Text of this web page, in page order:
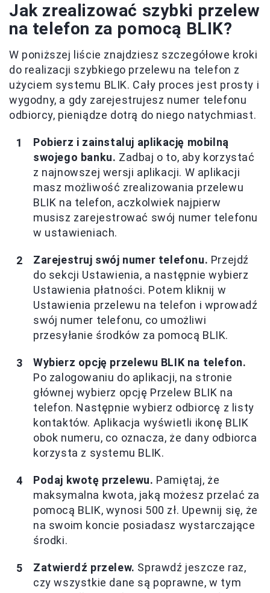
Jak zrealizować szybki przelew
na telefon za pomocą BLIK?
W poniższej liście znajdziesz szczegółowe kroki
do realizacji szybkiego przelewu na telefon z
użyciem systemu BLIK. Cały proces jest prosty i
wygodny, a gdy zarejestrujesz numer telefonu
odbiorcy, pieniądze dotrą do niego natychmiast.
Pobierz i zainstaluj aplikację mobilną
swojego banku. Zadbaj o to, aby korzystać
z najnowszej wersji aplikacji. W aplikacji
masz możliwość zrealizowania przelewu
BLIK na telefon, aczkolwiek najpierw
musisz zarejestrować swój numer telefonu
w ustawieniach.
Zarejestruj swój numer telefonu. Przejdź
do sekcji Ustawienia, a następnie wybierz
Ustawienia płatności. Potem kliknij w
Ustawienia przelewu na telefon i wprowadź
swój numer telefonu, co umożliwi
przesyłanie środków za pomocą BLIK.
Wybierz opcję przelewu BLIK na telefon.
Po zalogowaniu do aplikacji, na stronie
głównej wybierz opcję Przelew BLIK na
telefon. Następnie wybierz odbiorcę z listy
kontaktów. Aplikacja wyświetli ikonę BLIK
obok numeru, co oznacza, że dany odbiorca
korzysta z systemu BLIK.
Podaj kwotę przelewu. Pamiętaj, że
maksymalna kwota, jaką możesz przelać za
pomocą BLIK, wynosi 500 zł. Upewnij się, że
na swoim koncie posiadasz wystarczające
środki.
Zatwierdź przelew. Sprawdź jeszcze raz,
czy wszystkie dane są poprawne, w tym